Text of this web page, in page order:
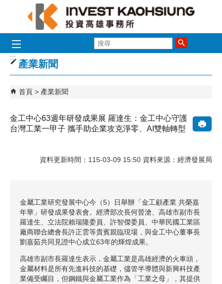
跳到主要內容區塊
尋
:::
產業新聞
首頁 產業新聞
金工中心63週年研發成果展 羅達生：金工中心守護
台灣工業一甲子 攜手助企業攻克淨零、AI雙軸轉型
資料更新時間：115-03-09 15:50 資料來源：經濟發展局
金屬工業研究發展中心今（5）日舉辦「金工顧產業 共榮嘉
年華」研發成果發表會。經濟部次長何晉滄、高雄市副市長
羅達生、立法院賴瑞隆委員、許智傑委員、中華民國工業區
廠商聯合總會長許正雲等貴賓親臨現場，與金工中心董事長
劉嘉茹共同見證中心成立63年的輝煌成果。
高雄市副市長羅達生表示，金屬工業是高雄經濟的火車頭，
金屬材料是所有先進科技的基礎，儘管半導體與新興科技產
業備受矚目，但鋼鐵與金屬工業作為「工業之母」，其提供